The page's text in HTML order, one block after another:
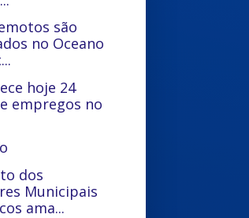
são
no Oceano
hoje 24
empregos no
dos
Municipais
ama...